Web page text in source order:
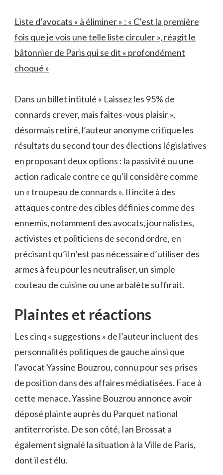
Liste d’avocats « à éliminer » : « C’est la première
fois que je vois une telle liste circuler », réagit le
bâtonnier de Paris qui se dit « profondément
choqué »
Dans un billet intitulé « Laissez les 95% de
connards crever, mais faites-vous plaisir »,
désormais retiré, l’auteur anonyme critique les
résultats du second tour des élections législatives
en proposant deux options : la passivité ou une
action radicale contre ce qu’il considère comme
un « troupeau de connards ». Il incite à des
attaques contre des cibles définies comme des
ennemis, notamment des avocats, journalistes,
activistes et politiciens de second ordre, en
précisant qu’il n’est pas nécessaire d’utiliser des
armes à feu pour les neutraliser, un simple
couteau de cuisine ou une arbalète suffirait.
Plaintes et réactions
Les cinq « suggestions » de l’auteur incluent des
personnalités politiques de gauche ainsi que
l’avocat Yassine Bouzrou, connu pour ses prises
de position dans des affaires médiatisées. Face à
cette menace, Yassine Bouzrou annonce avoir
déposé plainte auprès du Parquet national
antiterroriste. De son côté, Ian Brossat a
également signalé la situation à la Ville de Paris,
dont il est élu.